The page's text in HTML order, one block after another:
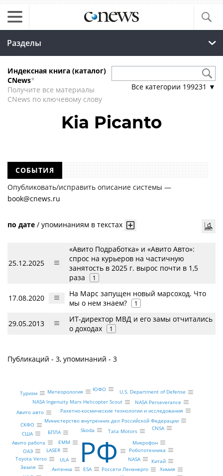
Разделы
Индексная книга (каталог)
CNews*
Получите все материалы
CNews по ключевому слову
Все категории 199231 ▼
Kia Picanto
СОБЫТИЯ
Опубликовать/исправить описание системы —
book@cnews.ru
по дате / упоминаниям в текстах
25.12.2025
«Авито Подработка» и «Авито Авто»:
спрос на курьеров на частичную
занятость в 2025 г. вырос почти в 1,5
раза
1
17.08.2020
На Марс запущен новый марсоход. Что
мы о нем знаем?
1
29.05.2013
ИТ-директор МВД и его замы отчитались
о доходах
1
Публикаций - 3, упоминаний - 3
РФ
Tata Motors
Skoda
ESA Россети Ленэнерго
Министерство внутренних дел Российской Федерации
NASA
Микрофон
Ракетно-космические технологии и исследования
Антенна
Робототехника
БПЛА
EMM
LASER
ULA
NASA Perseverance
NASA Ingenuity Mars Helicopter Scout
CNSA
Авито авто
Авито работа
Toyota Verso
U.S. Department of Defense
СКФО
Китай
ОАЭ
Земля
ЮФО
США
Метеорология
Химия
Туризм